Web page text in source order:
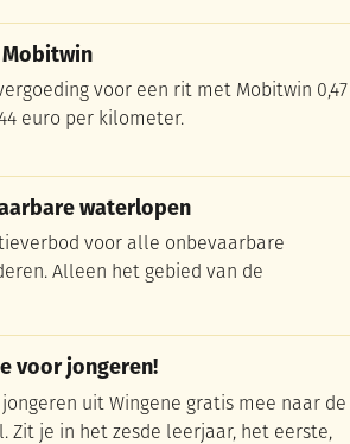
voor een rit met Mobitwin 0,47
euro per kilometer.
waterlopen
waterlopen
voor alle onbevaarbare
Alleen het gebied van de
voor jongeren!
voor jongeren!
uit Wingene gratis mee naar de
Zit je in het zesde leerjaar, het eerste,